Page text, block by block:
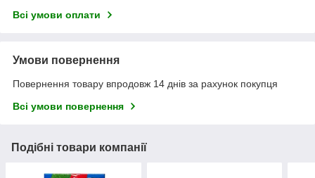
Всі умови оплати
Умови повернення
Повернення товару впродовж 14 днів за рахунок покупця
Всі умови повернення
Подібні товари компанії